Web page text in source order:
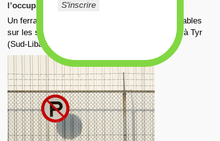
l’occupation israélienne
Un ferrailleur, qui récupère les matériaux recyclables
sur les sites de frappes aériennes israéliennes, à Tyr
(Sud-Liban), le 13 mars …